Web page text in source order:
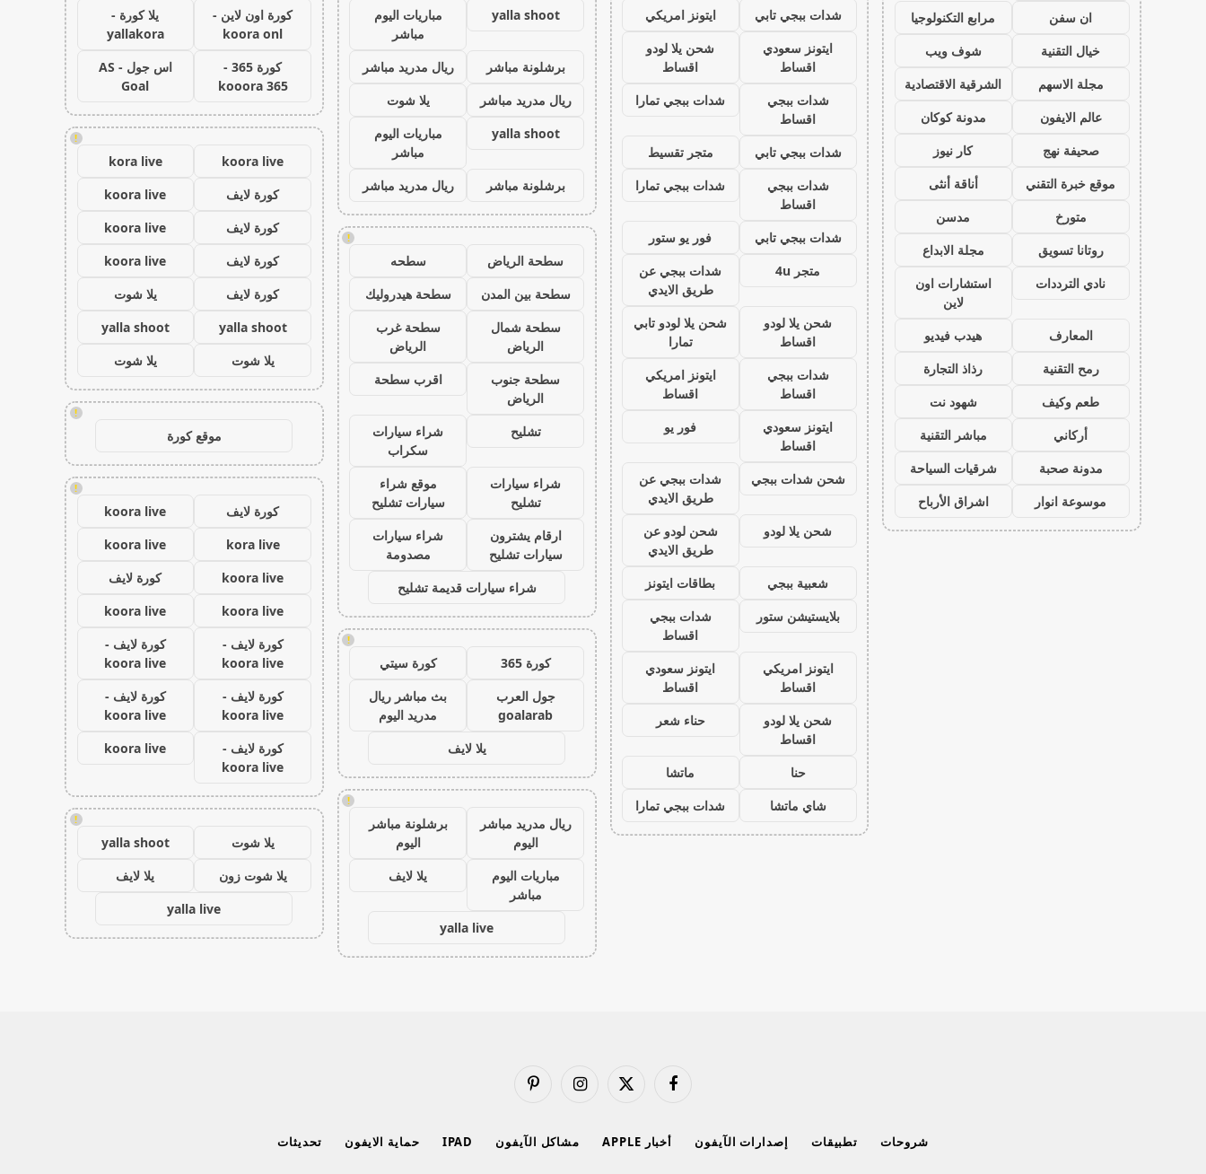
ان سفن
مرابع التكنولوجيا
خيال التقنية
شوف ويب
مجلة الاسهم
الشرقية الاقتصادية
عالم الايفون
مدونة كوكان
صحيفة نهج
كار نيوز
موقع خبرة التقني
أناقة أنثى
متورخ
مدسن
روتانا تسويق
مجلة الابداع
نادي الترددات
استشارات اون
لاين
المعارف
هيدب فيديو
رمح التقنية
رذاذ التجارة
طعم وكيف
شهود نت
أركاني
مباشر التقنية
مدونة صحبة
شرقيات السياحة
موسوعة انوار
اشراق الأرباح
شدات ببجي تابي
ايتونز امريكي
ايتونز سعودي
اقساط
شحن يلا لودو
اقساط
شدات ببجي
اقساط
شدات ببجي تمارا
شدات ببجي تابي
متجر تقسيط
شدات ببجي
اقساط
شدات ببجي تمارا
شدات ببجي تابي
فور يو ستور
متجر 4u
شدات ببجي عن
طريق الايدي
شحن يلا لودو
اقساط
شحن يلا لودو تابي
تمارا
شدات ببجي
اقساط
ايتونز امريكي
اقساط
ايتونز سعودي
اقساط
فور يو
شحن شدات ببجي
شدات ببجي عن
طريق الايدي
شحن يلا لودو
شحن لودو عن
طريق الايدي
شعبية ببجي
بطاقات ايتونز
بلايستيشن ستور
شدات ببجي
اقساط
ايتونز امريكي
اقساط
ايتونز سعودي
اقساط
شحن يلا لودو
اقساط
حناء شعر
حنا
ماتشا
شاي ماتشا
شدات ببجي تمارا
yalla shoot
مباريات اليوم
مباشر
برشلونة مباشر
ريال مدريد مباشر
ريال مدريد مباشر
يلا شوت
yalla shoot
مباريات اليوم
مباشر
برشلونة مباشر
ريال مدريد مباشر
!
سطحة الرياض
سطحه
سطحة بين المدن
سطحة هيدروليك
سطحة شمال
الرياض
سطحة غرب
الرياض
سطحة جنوب
الرياض
اقرب سطحة
تشليح
شراء سيارات
سكراب
شراء سيارات
تشليح
موقع شراء
سيارات تشليح
ارقام يشترون
سيارات تشليح
شراء سيارات
مصدومة
شراء سيارات قديمة تشليح
!
كورة 365
كورة سيتي
جول العرب
goalarab
بث مباشر ريال
مدريد اليوم
يلا لايف
!
ريال مدريد مباشر
اليوم
برشلونة مباشر
اليوم
مباريات اليوم
مباشر
يلا لايف
yalla live
كورة اون لاين -
koora onl
يلا كورة -
yallakora
كورة 365 -
kooora 365
اس جول - AS
Goal
!
koora live
kora live
كورة لايف
koora live
كورة لايف
koora live
كورة لايف
koora live
كورة لايف
يلا شوت
yalla shoot
yalla shoot
يلا شوت
يلا شوت
!
موقع كورة
!
كورة لايف
koora live
kora live
koora live
koora live
كورة لايف
koora live
koora live
كورة لايف -
koora live
كورة لايف -
koora live
كورة لايف -
koora live
كورة لايف -
koora live
كورة لايف -
koora live
koora live
!
يلا شوت
yalla shoot
يلا شوت زون
يلا لايف
yalla live
فيسبوك
X
الانستغرامبينتيريست
شروحات تطبيقات إصدارات الآيفون أخبار APPLE مشاكل الآيفون IPAD حماية الايفون تحديثات